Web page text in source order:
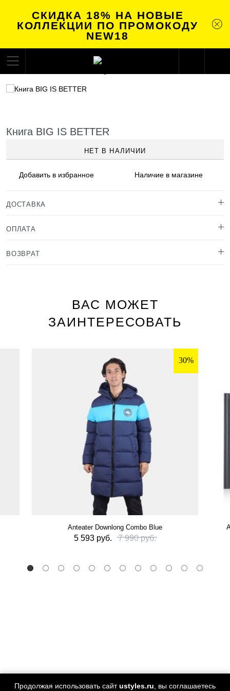
СКИДКА 18% НА НОВЫЕ
КОЛЛЕКЦИИ ПО ПРОМОКОДУ
NEW18
Книга BIG IS BETTER
НЕТ В НАЛИЧИИ
Добавить в избранное Наличиев магазине
ДОСТАВКА
ОПЛАТА
ВОЗВРАТ
ВАС МОЖЕТ
ЗАИНТЕРЕСОВАТЬ
30%
Anteater Downlong Combo Blue
5 593 руб. 7 990 руб.
Продолжая использовать сайтustyles.ru , вы соглашаетесь